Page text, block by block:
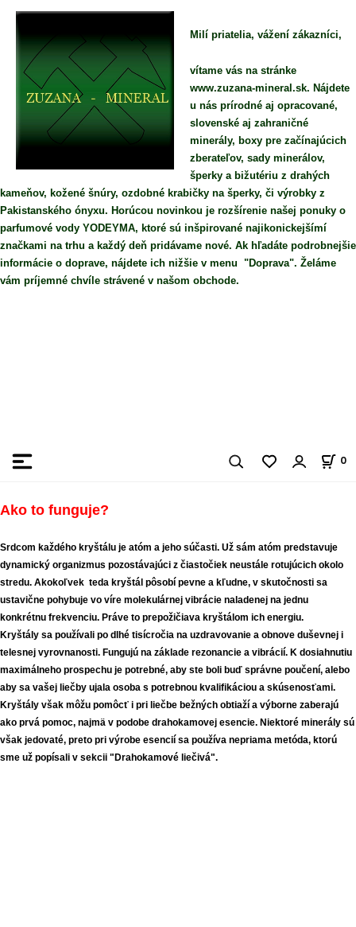
Milí priatelia, vážení zákazníci,
vítame vás na stránke
www.zuzana-mineral.sk. Nájdete
u nás prírodné aj opracované,
slovenské aj zahraničné
minerály, boxy pre začínajúcich
zberateľov, sady minerálov,
šperky a bižutériu z drahých
kameňov, kožené šnúry, ozdobné krabičky na šperky, či výrobky z
Pakistanského ónyxu. Horúcou novinkou je rozšírenie našej ponuky o
parfumové vody YODEYMA, ktoré sú inšpirované najikonickejšímí
značkami na trhu a každý deň pridávame nové. Ak hľadáte podrobnejšie
informácie o doprave, nájdete ich nižšie v menu "Doprava". Želáme
vám príjemné chvíle strávené v našom obchode.
0
Ako to funguje?
Srdcom každého kryštálu je atóm a jeho súčasti. Už sám atóm predstavuje
dynamický organizmus pozostávajúci z čiastočiek neustále rotujúcich okolo
stredu. Akokoľvek teda kryštál pôsobí pevne a kľudne, v skutočnosti sa
ustavične pohybuje vo víre molekulárnej vibrácie naladenej na jednu
konkrétnu frekvenciu. Práve to prepožičiava kryštálom ich energiu.
Kryštály sa používali po dlhé tisícročia na uzdravovanie a obnove duševnej i
telesnej vyrovnanosti. Fungujú na základe rezonancie a vibrácií. K dosiahnutiu
maximálneho prospechu je potrebné, aby ste boli buď správne poučení, alebo
aby sa vašej liečby ujala osoba s potrebnou kvalifikáciou a skúsenosťami.
Kryštály však môžu pomôcť i pri liečbe bežných obtiaží a výborne zaberajú
ako prvá pomoc, najmä v podobe drahokamovej esencie. Niektoré minerály sú
však jedovaté, preto pri výrobe esencií sa používa nepriama metóda, ktorú
sme už popísali v sekcii "Drahokamové liečivá".